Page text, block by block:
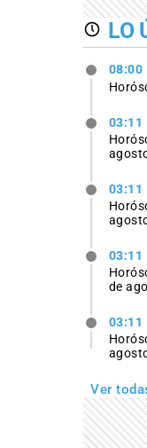
LO
08:00
03:11
03:11
03:11
de
03:11
Ver